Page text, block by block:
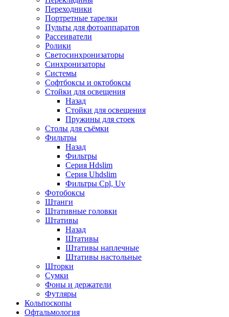
Переходники
Портретные тарелки
Пульты для фотоаппаратов
Рассеиватели
Ролики
Светосинхронизаторы
Синхронизаторы
Системы
Софтбоксы и октобоксы
Стойки для освещения
Назад
Стойки для освещения
Пружины для стоек
Столы для съёмки
Фильтры
Назад
Фильтры
Серия Hdslim
Серия Uhdslim
Фильтры Cpl, Uv
Фотобоксы
Штанги
Штативные головки
Штативы
Назад
Штативы
Штативы наплечные
Штативы настольные
Шторки
Сумки
Фоны и держатели
Футляры
Кольпоскопы
Офтальмология